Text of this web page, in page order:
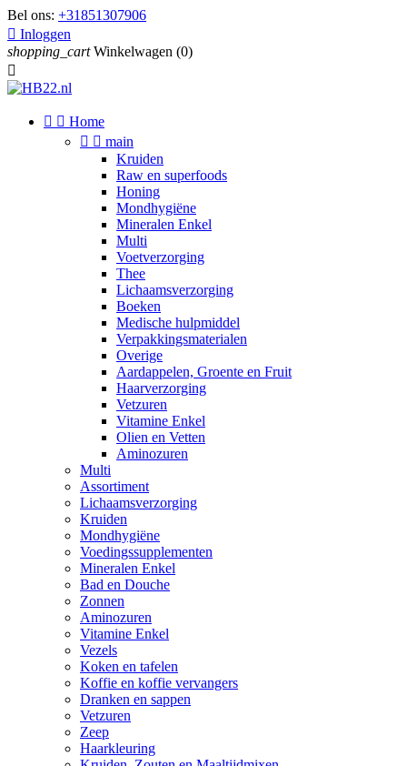
Bel ons: +31851307906
 Inloggen
shopping_cart Winkelwagen (0)

  Home
  main
Kruiden
Raw en superfoods
Honing
Mondhygiëne
Mineralen Enkel
Multi
Voetverzorging
Thee
Lichaamsverzorging
Boeken
Medische hulpmiddel
Verpakkingsmaterialen
Overige
Aardappelen, Groente en Fruit
Haarverzorging
Vetzuren
Vitamine Enkel
Olien en Vetten
Aminozuren
Multi
Assortiment
Lichaamsverzorging
Kruiden
Mondhygiëne
Voedingssupplementen
Mineralen Enkel
Bad en Douche
Zonnen
Aminozuren
Vitamine Enkel
Vezels
Koken en tafelen
Koffie en koffie vervangers
Dranken en sappen
Vetzuren
Zeep
Haarkleuring